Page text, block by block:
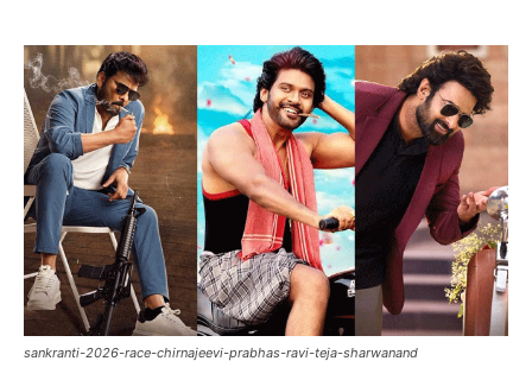
sankranti-2026-race-chirnajeevi-prabhas-ravi-teja-sharwanand